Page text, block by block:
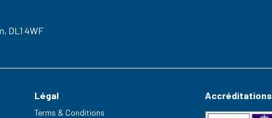
DL1 4WF
Légal
Terms & Conditions
Accréditations